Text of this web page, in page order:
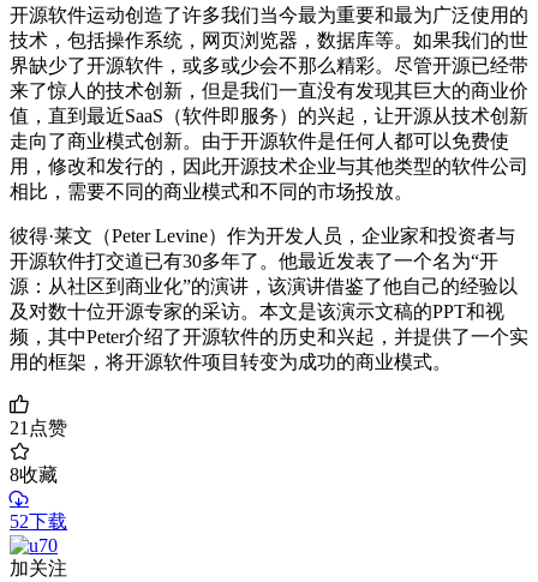
开源软件运动创造了许多我们当今最为重要和最为广泛使用的
技术，包括操作系统，网页浏览器，数据库等。如果我们的世
界缺少了开源软件，或多或少会不那么精彩。尽管开源已经带
来了惊人的技术创新，但是我们一直没有发现其巨大的商业价
值，直到最近SaaS（软件即服务）的兴起，让开源从技术创新
走向了商业模式创新。由于开源软件是任何人都可以免费使
用，修改和发行的，因此开源技术企业与其他类型的软件公司
相比，需要不同的商业模式和不同的市场投放。
彼得·莱文（Peter Levine）作为开发人员，企业家和投资者与
开源软件打交道已有30多年了。他最近发表了一个名为“开
源：从社区到商业化”的演讲，该演讲借鉴了他自己的经验以
及对数十位开源专家的采访。本文是该演示文稿的PPT和视
频，其中Peter介绍了开源软件的历史和兴起，并提供了一个实
用的框架，将开源软件项目转变为成功的商业模式。
21点赞
8收藏
52下载
加关注